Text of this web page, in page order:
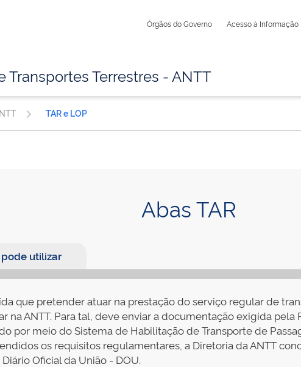
Órgãos do Governo Acesso à Informação
Transportes Terrestres - ANTT
TAR e LOP
Abas TAR
utilizar
que pretender atuar na prestação do serviço regular de
na ANTT. Para tal, deve enviar a documentação exigida pela
por meio do Sistema de Habilitação de Transporte de
os requisitos regulamentares, a Diretoria da ANTT
Oficial da União - DOU.